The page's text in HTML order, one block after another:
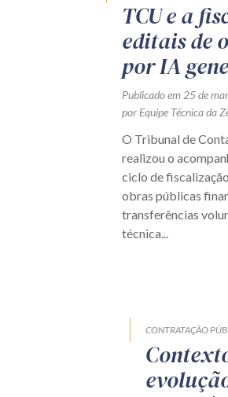
TCU e a
editais de
por IA
Publicado em 25 de
por Equipe Técnica da
O Tribunal de
realizou o
ciclo de
obras públicas
transferências
técnica...
CONTRATAÇÃO